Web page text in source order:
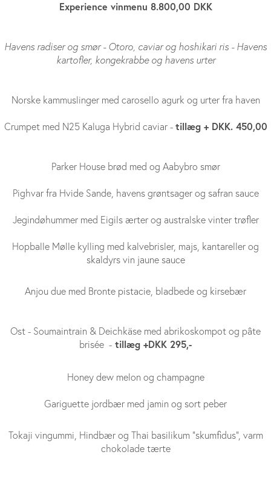
Experience vinmenu 8.800,00 DKK
Havens radiser og smør - Otoro, caviar og hoshikari ris - Havens
kartofler, kongekrabbe og havens urter
Norske kammuslinger med carosello agurk og urter fra haven
Crumpet med N25 Kaluga Hybrid caviar - tillæg + DKK. 450,00
Parker House brød med og Aabybro smør
Pighvar fra Hvide Sande, havens grøntsager og safran sauce
Jegindøhummer med Eigils ærter og australske vinter trøfler
Hopballe Mølle kylling med kalvebrisler, majs, kantareller og
skaldyrs vin jaune sauce
Anjou due med Bronte pistacie, bladbede og kirsebær
Ost - Soumaintrain & Deichkäse med abrikoskompot og pâte
brisée - tillæg +DKK 295,-
Honey dew melon og champagne
Gariguette jordbær med jamin og sort peber
Tokaji vingummi, Hindbær og Thai basilikum "skumfidus", varm
chokolade tærte